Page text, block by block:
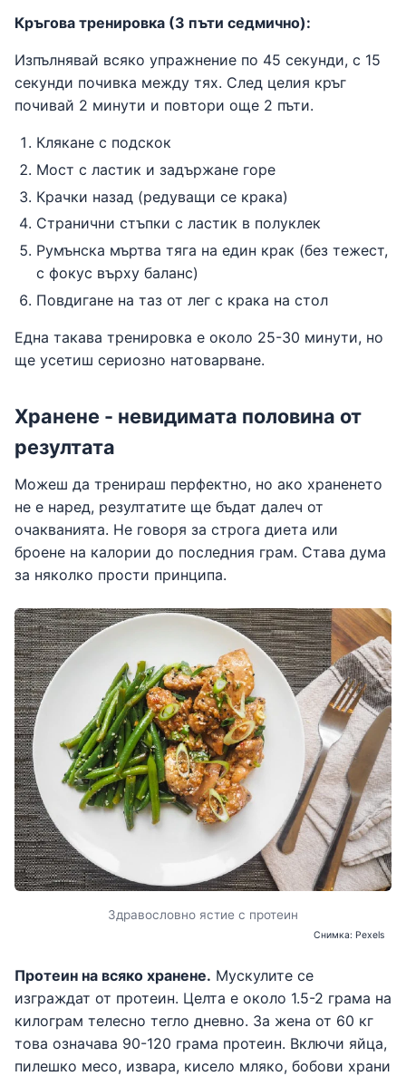
Кръгова тренировка (3 пъти седмично):
Изпълнявай всяко упражнение по 45 секунди, с 15
секунди почивка между тях. След целия кръг
почивай 2 минути и повтори още 2 пъти.
Клякане с подскок
Мост с ластик и задържане горе
Крачки назад (редуващи се крака)
Странични стъпки с ластик в полуклек
Румънска мъртва тяга на един крак (без тежест,
с фокус върху баланс)
Повдигане на таз от лег с крака на стол
Една такава тренировка е около 25-30 минути, но
ще усетиш сериозно натоварване.
Хранене - невидимата половина от
резултата
Можеш да тренираш перфектно, но ако храненето
не е наред, резултатите ще бъдат далеч от
очакванията. Не говоря за строга диета или
броене на калории до последния грам. Става дума
за няколко прости принципа.
Здравословно ястие с протеин
Снимка: Pexels
Протеин на всяко хранене. Мускулите се
изграждат от протеин. Целта е около 1.5-2 грама на
килограм телесно тегло дневно. За жена от 60 кг
това означава 90-120 грама протеин. Включи яйца,
пилешко месо, извара, кисело мляко, бобови храни